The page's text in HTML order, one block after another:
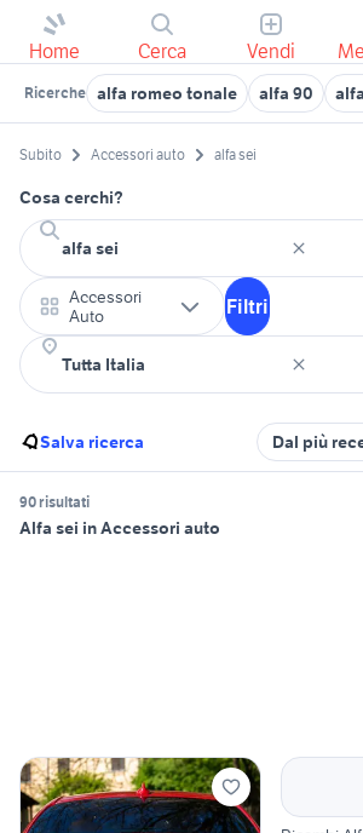
Home Cerca Vendi
Ricerche alfa romeo tonale alfa 90
Subito Accessori auto alfa sei
Cosa cerchi?
Accessori
Auto
Filtri
Salva ricerca Dal più
90 risultati
Alfa sei in Accessori auto